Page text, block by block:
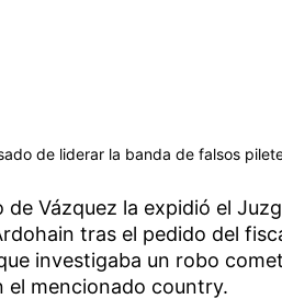
de liderar la banda de falsos
Vázquez la expidió el
tras el pedido del
investigaba un robo
el mencionado country.